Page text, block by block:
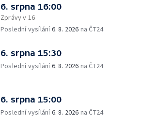
6. srpna 16:00
Zprávy v 16
Poslední vysílání6. 8. 2026 na ČT24
6. srpna 15:30
Poslední vysílání6. 8. 2026 na ČT24
6. srpna 15:00
Poslední vysílání6. 8. 2026 na ČT24